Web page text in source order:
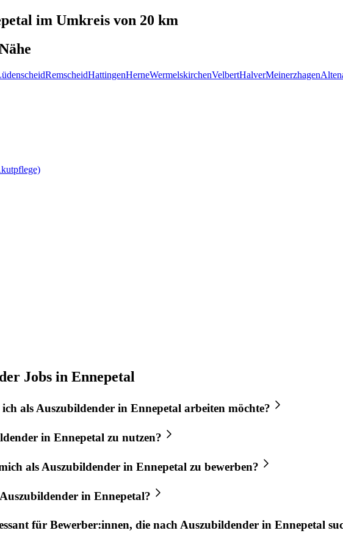
im Umkreis von 20 km
RemscheidHattingenHerneWermelskirchenVelbertHalverMeinerzhagen
Jobs in Ennepetal
alsAuszubildender in Ennepetal arbeiten möchte?
in Ennepetal zu nutzen?
als Auszubildender in Ennepetal zu bewerben?
Auszubildender in Ennepetal?
für Bewerber:innen, die nachAuszubildender in Ennepetal